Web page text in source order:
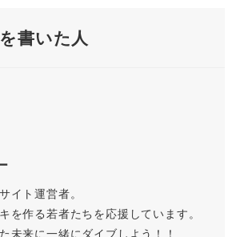
書いた人
イト運営者。
を作る若者たちを応援しています。
未来に一緒にダイブしよう！！